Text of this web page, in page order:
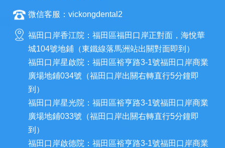
微信客服：vickongdental2
福田口岸香江院：福田區福田口岸正對面，海悅華
城104號地鋪（東鐵線落馬洲站出關對面即到）
福田口岸星啟院：福田區裕亨路3-1號福田口岸商業
廣場地鋪034號（福田口岸出關右轉直行5分鐘即
到）
福田口岸星光院：福田區裕亨路3-1號福田口岸商業
廣場地鋪033號（福田口岸出關右轉直行5分鐘即
到）
福田口岸啟德院：福田區裕亨路3-1號福田口岸商業